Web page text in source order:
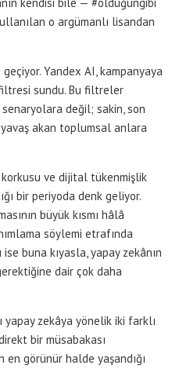
o argümanlı lisandan
Yandex AI, kampanyaya
sundu. Bu filtreler
değil; sakin, son
akan toplumsal anlara
ve dijital tükenmişlik
bir periyoda denk geliyor.
büyük kısmı hâlâ
söylemi etrafında
ise buna kıyasla, yapay zekânın
dair çok daha
zekâya yönelik iki farklı
bir müsabakası
en görünür halde yaşandığı